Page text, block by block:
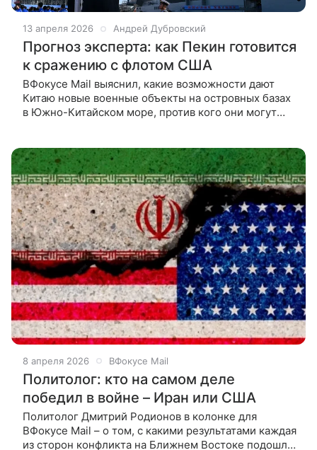
13 апреля 2026 Андрей Дубровский
Прогноз эксперта: как Пекин готовится
к сражению с флотом США
ВФокусе Mail выяснил, какие возможности дают
Китаю новые военные объекты на островных базах
в Южно-Китайском море, против кого они могут
8 апреля 2026 ВФокусе Mail
Политолог: кто на самом деле
победил в войне – Иран или США
Политолог Дмитрий Родионов в колонке для
ВФокусе Mail – о том, с какими результатами каждая
из сторон конфликта на Ближнем Востоке подошла